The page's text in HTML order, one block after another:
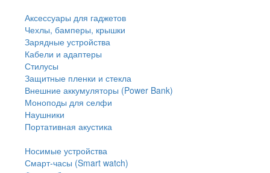
Аксессуары для гаджетов
Чехлы, бамперы, крышки
Зарядные устройства
Кабели и адаптеры
Стилусы
Защитные пленки и стекла
Внешние аккумуляторы (Power Bank)
Моноподы для селфи
Наушники
Портативная акустика
Носимые устройства
Смарт-часы (Smart watch)